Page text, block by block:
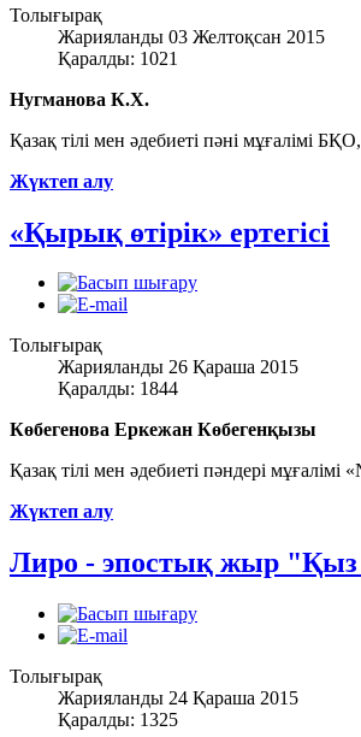
Толығырақ
Жарияланды 03 Желтоқсан 2015
Қаралды: 1021
Нугманова К.Х.
Қазақ тілі мен әдебиеті пәні мұғалімі
Жүктеп алу
«Қырық өтірік» ертегісі
Толығырақ
Жарияланды 26 Қараша 2015
Қаралды: 1844
Көбегенова Еркежан Көбегенқызы
Қазақ тілі мен әдебиеті пәндері
Жүктеп алу
Лиро - эпостық жыр
Толығырақ
Жарияланды 24 Қараша 2015
Қаралды: 1325